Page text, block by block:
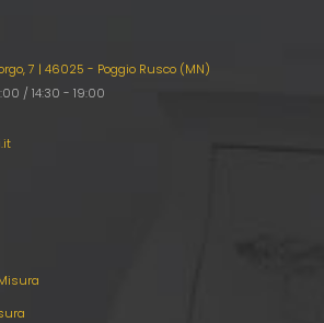
7 |46025 - Poggio Rusco (MN)
/ 14:30 - 19:00